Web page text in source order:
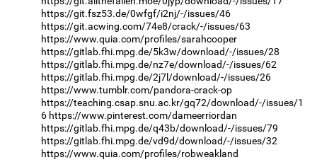
https://git.fsz53.de/0wfgf/i2nj/-/issues/46
https://git.acwing.com/74e8/crack/-/issues/63
https://www.quia.com/profiles/sarahcooper
https://gitlab.fhi.mpg.de/5k3w/download/-/issues/28
https://gitlab.fhi.mpg.de/nz7e/download/-/issues/62
https://gitlab.fhi.mpg.de/2j7l/download/-/issues/26
https://www.tumblr.com/pandora-crack-op
https://teaching.csap.snu.ac.kr/gq72/download/-/issues/1
6 https://www.pinterest.com/dameerriordan
https://gitlab.fhi.mpg.de/q43b/download/-/issues/79
https://gitlab.fhi.mpg.de/vd9d/download/-/issues/32
https://www.quia.com/profiles/robweakland